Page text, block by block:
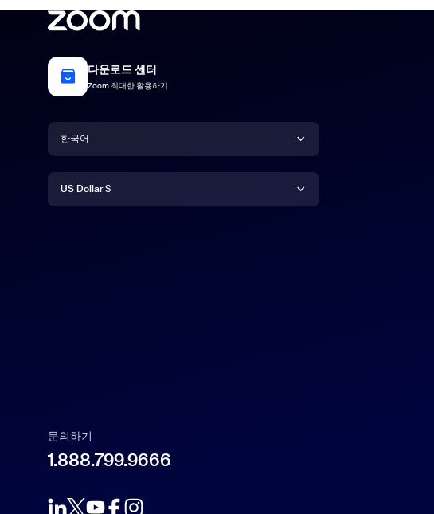
다운로드 센터
Zoom 최대한 활용하기
언어
한국어
Deutsch
日本語
한국어
통화
US Dollar $
문의하기
1.888.799.9666